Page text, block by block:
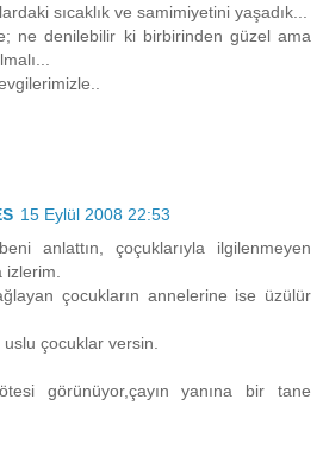
sıcaklık ve samimiyetini yaşadık...
ne denilebilir ki birbirinden güzel ama
15 Eylül 2008 22:53
anlattın, çoçuklarıyla ilgilenmeyen
izlerim.
çocukların annelerine ise üzülür
uslu çocuklar versin.
görünüyor,çayın yanına bir tane